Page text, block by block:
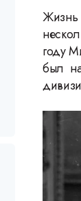
Жизнь
году
был